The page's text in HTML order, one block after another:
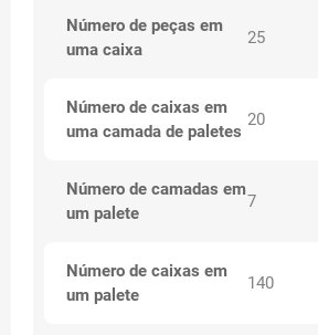
Número de peças em
uma caixa
25
Número de caixas em
uma camada de paletes
20
Número de camadas em
um palete
7
Número de caixas em
um palete
140